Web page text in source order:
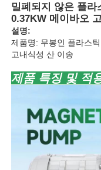
밀폐되지 않은 플라
0.37KW 메이바오
설명:
제품명: 무봉인 플라스
고내식성 산 이송
제품 특징 및 적